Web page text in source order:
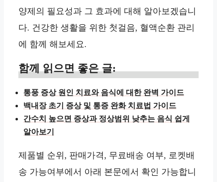
양제의 필요성과 그 효과에 대해 알아보겠습니
다. 건강한 생활을 위한 첫걸음, 혈액순환 관리
에 함께 해보세요.
함께 읽으면 좋은 글:
통풍 증상 원인 치료와 음식에 대한 완벽 가이드
백내장 초기 증상 및 통증 완화 치료법 가이드
간수치 높으면 증상과 정상범위 낮추는 음식 쉽게
알아보기
제품별 순위, 판매가격, 무료배송 여부, 로켓배
송 가능여부에서 아래 본문에서 확인 가능합니